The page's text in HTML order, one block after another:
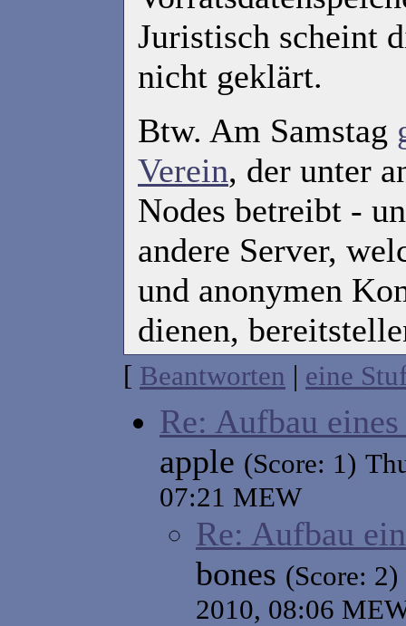
Juristisch scheint
nicht geklärt.
Btw. Am Samstag
Verein, der unter
Nodes betreibt -
andere Server,
und anonymen
dienen,
[ Beantworten | eine
Re: Aufbau
apple (Score: 1)
07:21 MEW
Re: Aufbau
bones (Score: 2)
2010, 08:06